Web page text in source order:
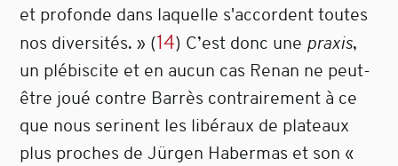
et profonde dans laquelle s'accordent toutes
nos diversités. » (14) C’est donc une praxis,
un plébiscite et en aucun cas Renan ne peut-
être joué contre Barrès contrairement à ce
que nous serinent les libéraux de plateaux
plus proches de Jürgen Habermas et son «